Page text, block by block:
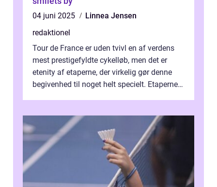
04 juni 2025
Linnea Jensen
redaktionel
Tour de France er uden tvivl en af verdens
mest prestigefyldte cykelløb, men det er
etenity af etaperne, der virkelig gør denne
begivenhed til noget helt specielt. Etaperne i